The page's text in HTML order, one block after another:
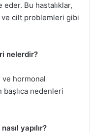
eder. Bu hastalıklar,
ve cilt problemleri gibi
nelerdir?
ve hormonal
başlıca nedenleri
yapılır?